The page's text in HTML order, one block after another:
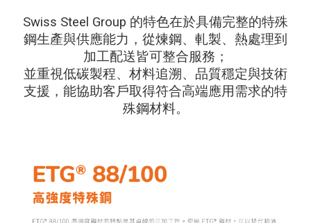
Swiss Steel Group 的特色在於具備完整的特殊
鋼生產與供應能力，從煉鋼、軋製、熱處理到
加工配送皆可整合服務；
並重視低碳製程、材料追溯、品質穩定與技術
支援，能協助客戶取得符合高端應用需求的特
殊鋼材料。